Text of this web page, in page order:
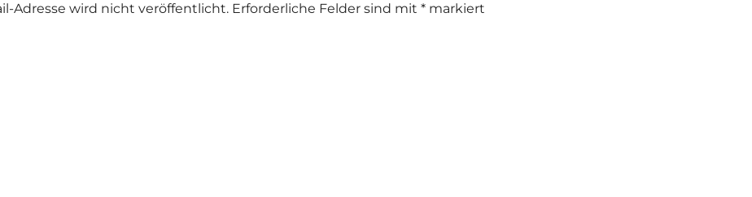
Adresse wird nicht veröffentlicht. Erforderliche Felder sind mit* markiert